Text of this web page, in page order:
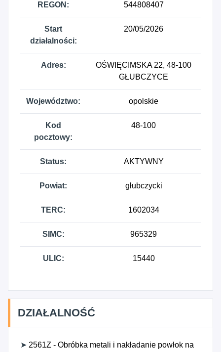
REGON: 544808407
Start
działalności:
20/05/2026
Adres:
OŚWIĘCIMSKA 22, 48-100
GŁUBCZYCE
Województwo: opolskie
Kod
pocztowy:
48-100
Status: AKTYWNY
Powiat: głubczycki
TERC: 1602034
SIMC: 965329
ULIC: 15440
DZIAŁALNOŚĆ
➤ 2561Z - Obróbka metali i nakładanie powłok na